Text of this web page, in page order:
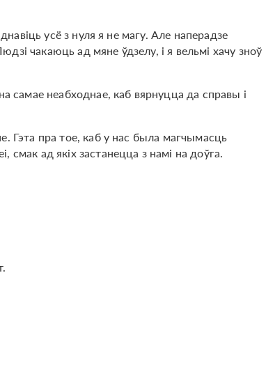
усё з нуля я не магу. Але наперадзе
чакаюць ад мяне ўдзелу, і я вельмі хачу зноў
самае неабходнае, каб вярнуцца да справы і
Гэта пра тое, каб у нас была магчымасць
ад якіх застанецца з намі на доўга.